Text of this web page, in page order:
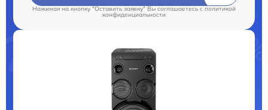
Нажимая на кнопку "Оставить заявку" Вы соглашаетесь c политикой
конфиденциальности